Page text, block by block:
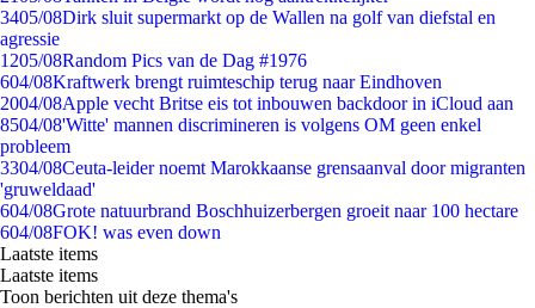
3405/08Dirk sluit supermarkt op de Wallen na golf van diefstal en
agressie
1205/08Random Pics van de Dag #1976
604/08Kraftwerk brengt ruimteschip terug naar Eindhoven
2004/08Apple vecht Britse eis tot inbouwen backdoor in iCloud aan
8504/08'Witte' mannen discrimineren is volgens OM geen enkel
probleem
3304/08Ceuta-leider noemt Marokkaanse grensaanval door migranten
'gruweldaad'
604/08Grote natuurbrand Boschhuizerbergen groeit naar 100 hectare
604/08FOK! was even down
Laatste items
Laatste items
Toon berichten uit deze thema's